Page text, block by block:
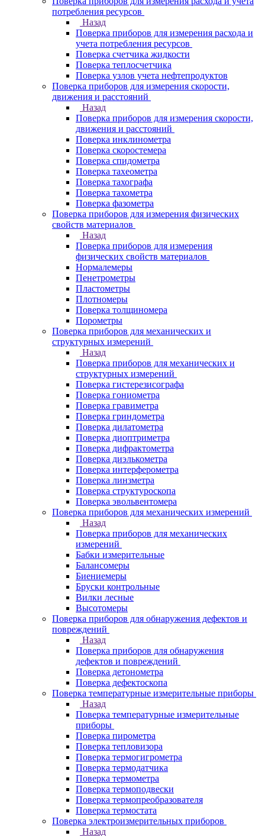
потребления ресурсов
Назад
Поверка приборов для измерения расхода и
учета потребления ресурсов
Поверка счетчика жидкости
Поверка теплосчетчика
Поверка узлов учета нефтепродуктов
Поверка приборов для измерения скорости,
движения и расстояний
Назад
Поверка приборов для измерения скорости,
движения и расстояний
Поверка инклинометра
Поверка скоростемера
Поверка спидометра
Поверка тахеометра
Поверка тахографа
Поверка тахометра
Поверка фазометра
Поверка приборов для измерения физических
свойств материалов
Назад
Поверка приборов для измерения
физических свойств материалов
Нормалемеры
Пенетрометры
Пластометры
Плотномеры
Поверка толщиномера
Порометры
Поверка приборов для механических и
структурных измерений
Назад
Поверка приборов для механических и
структурных измерений
Поверка гистерезисографа
Поверка гониометра
Поверка гравиметра
Поверка гриндометра
Поверка дилатометра
Поверка диоптриметра
Поверка дифрактометра
Поверка диэлькометра
Поверка интерферометра
Поверка линзметра
Поверка структуроскопа
Поверка эвольвентомера
Поверка приборов для механических измерений
Назад
Поверка приборов для механических
измерений
Бабки измерительные
Балансомеры
Биениемеры
Бруски контрольные
Вилки лесные
Высотомеры
Поверка приборов для обнаружения дефектов и
повреждений
Назад
Поверка приборов для обнаружения
дефектов и повреждений
Поверка детонометра
Поверка дефектоскопа
Поверка температурные измерительные приборы
Назад
Поверка температурные измерительные
приборы
Поверка пирометра
Поверка тепловизора
Поверка термогигрометра
Поверка термодатчика
Поверка термометра
Поверка термоподвески
Поверка термопреобразователя
Поверка термостата
Поверка электроизмерительных приборов
Назад